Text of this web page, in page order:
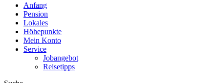
Anfang
Pension
Lokales
Höhepunkte
Mein Konto
Service
Jobangebot
Reisetipps